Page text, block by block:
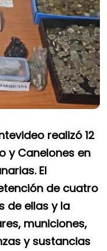
realizó 12
y Canelones en
El
de cuatro
de ellas y la
municiones,
y sustancias